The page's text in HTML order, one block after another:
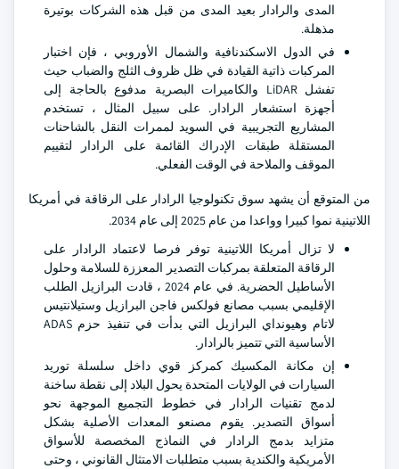
المدى والرادار بعيد المدى من قبل هذه الشركات بوتيرة
مذهلة.
في الدول الاسكندنافية والشمال الأوروبي ، فإن اختبار
المركبات ذاتية القيادة في ظل ظروف الثلج والضباب حيث
تفشل LiDAR والكاميرات البصرية مدفوع بالحاجة إلى
أجهزة استشعار الرادار. على سبيل المثال ، تستخدم
المشاريع التجريبية في السويد لممرات النقل بالشاحنات
المستقلة طبقات الإدراك القائمة على الرادار لتقييم
الموقف والملاحة في الوقت الفعلي.
من المتوقع أن يشهد سوق تكنولوجيا الرادار على الرقاقة في أمريكا
اللاتينية نموا كبيرا وواعدا من عام 2025 إلى عام 2034.
لا تزال أمريكا اللاتينية توفر فرصا لاعتماد الرادار على
الرقاقة المتعلقة بمركبات التصدير المعززة للسلامة وحلول
الأساطيل الحضرية. في عام 2024 ، قادت البرازيل الطلب
الإقليمي بسبب مصانع فولكس فاجن البرازيل وستيلانتيس
لاتام وهيونداي البرازيل التي بدأت في تنفيذ حزم ADAS
الأساسية التي تتميز بالرادار.
إن مكانة المكسيك كمركز قوي داخل سلسلة توريد
السيارات في الولايات المتحدة يحول البلاد إلى نقطة ساخنة
لدمج تقنيات الرادار في خطوط التجميع الموجهة نحو
أسواق التصدير. يقوم مصنعو المعدات الأصلية بشكل
متزايد بدمج الرادار في النماذج المخصصة للأسواق
الأمريكية والكندية بسبب متطلبات الامتثال القانوني ، وحتى